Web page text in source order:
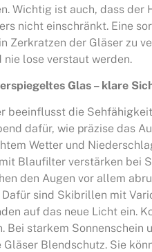
Wichtig ist auch, dass der
nicht einschränkt. Eine
Zerkratzen der Gläser zu
lose verstaut werden.
Glas – klare
beeinflusst die
dafür, wie präzise das
Wetter und
Blaufilter verstärken bei
den Augen vor allem
sind Skibrillen mit
auf das neue Licht ein.
Bei starkem Sonnenschein
Blendschutz. Sie